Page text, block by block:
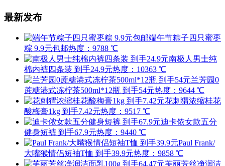
最新发布
端午节粽子四只蜜枣
粽 9.9元包邮热度：9788 ℃
南极人男士纯
棉内裤四条装 到手24.9元热度：10363 ℃
兰芳园0
蔗糖港式冻柠茶500ml*12瓶 到手54元热度：9644 ℃
花刺猬浓缩桂花
酸梅膏1kg 到手7.42元热度：9517 ℃
迪卡侬女款五分
健身短裤 到手67.9元热度：9440 ℃
Paul Frank/
大嘴猴情侣短袖T恤 到手39.9元热度：9858 ℃
芙丽芳丝净润洁